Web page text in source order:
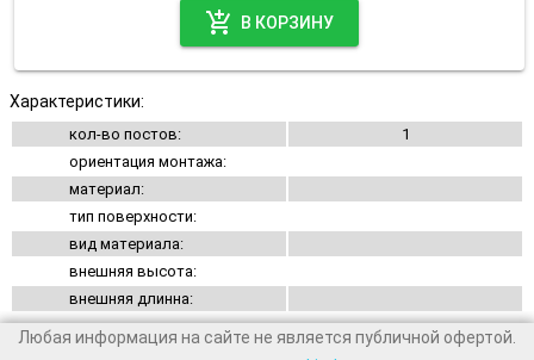
add_shopping_cart
В КОРЗИНУ
Характеристики:
кол-во постов:
1
ориентация монтажа:
материал:
тип поверхности:
вид материала:
внешняя высота:
внешняя длинна:
Любая информация на сайте не является публичной офертой.